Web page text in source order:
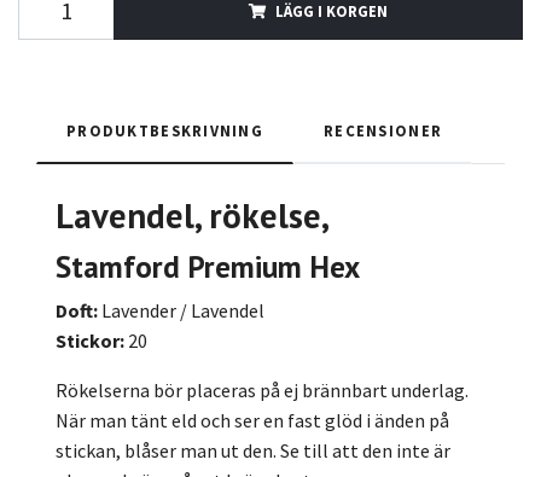
LÄGG I KORGEN
PRODUKTBESKRIVNING RECENSIONER
Lavendel, rökelse,
Stamford Premium Hex
Doft: Lavender / Lavendel
Stickor: 20
Rökelserna bör placeras på ej brännbart underlag.
När man tänt eld och ser en fast glöd i änden på
stickan, blåser man ut den. Se till att den inte är